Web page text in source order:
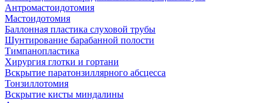
Антромастоидотомия
Мастоидотомия
Баллонная пластика слуховой трубы
Шунтирование барабанной полости
Тимпанопластика
Хирургия глотки и гортани
Вскрытие паратонзиллярного абсцесса
Тонзиллотомия
Вскрытие кисты миндалины